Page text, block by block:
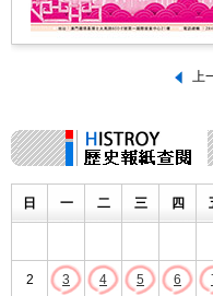
日 一 二 三 四
2 3 4 5 6